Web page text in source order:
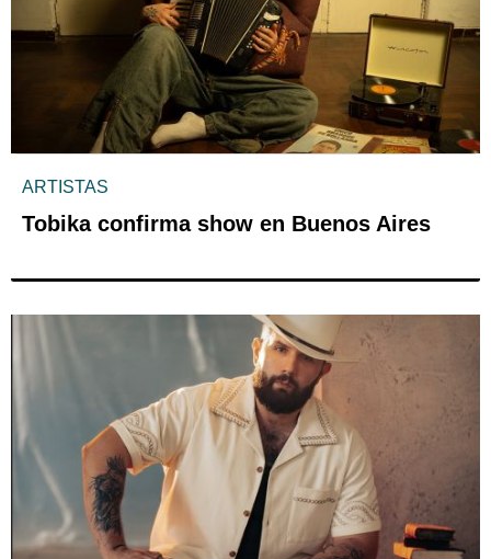
ARTISTAS
Tobika confirma show en Buenos Aires